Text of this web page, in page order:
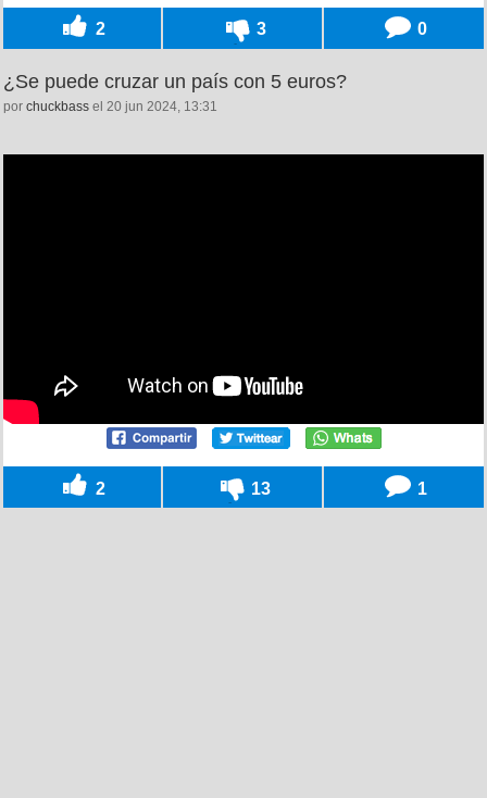
2 3 0
¿Se puede cruzar un país con 5 euros?
por chuckbass el 20 jun 2024, 13:31
2 13 1